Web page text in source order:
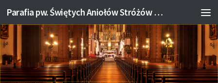
Przejdź do treści Parafia pw. Świętych Aniołów Stróżów w Wałbrzychu